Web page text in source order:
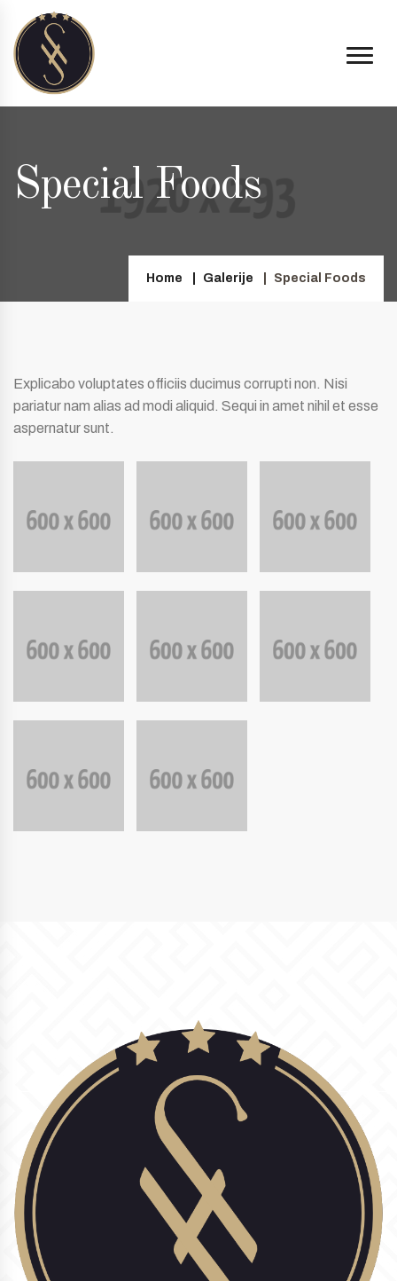
Special Foods
Home Galerije Special Foods
Explicabo voluptates officiis ducimus corrupti non. Nisi
pariatur nam alias ad modi aliquid. Sequi in amet nihil et esse
aspernatur sunt.